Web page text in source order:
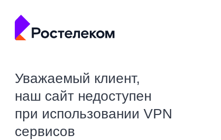
Уважаемый клиент,
наш сайт недоступен
при использовании VPN
сервисов